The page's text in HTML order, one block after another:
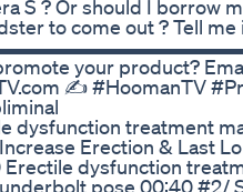
S ? Or should I borrow
to come out ? Tell
!
your product?
✍️ #HoomanTV
dysfunction treatment
Erection & Last
dysfunction
pose 00:40 #2/